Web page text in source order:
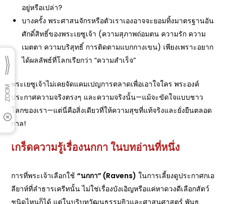
อยู่หรือเปล่า?
บางครั้ง พระศาสนจักรหรือตัวเราเองอาจจะยอมทิ้งมาตรฐานอัน
ศักดิ์สิทธิ์ของพระเยซูเจ้า (ความสุภาพถ่อมตน ความรัก ความ
เมตตา ความบริสุทธิ์ การติดตามแบกกางเขน) เพียงเพราะอยาก
ได้ผลลัพธ์ที่โลกเรียกว่า “ความสำเร็จ”
พระเยซูเจ้าไม่เคยจัดแคมเปญการตลาดเพื่อเอาใจใคร พระองค์
ประกาศความจริงตรงๆ และความจริงนั้น—แม้จะขัดใจแบบชาว
โลกของเรา—แต่นี่คือสิ่งเดียวที่ให้ความสุขที่แท้จริงและยั่งยืนตลอด
กาล!
เกร็ดความรู้เรื่องนกกา ในบทอ่านที่หนึ่ง
การที่พระเจ้าเลือกใช้“นกกา” (Ravens) ในการเลี้ยงดูประกาศกเอ
ลียาห์ที่ลำธารเครีทนั้น ไม่ใช่เรื่องบังเอิญหรือแค่หาดวงดีเลือกสัตว์
ชนิดไหนก็ได้ แต่ในบริบทวัฒนธรรมยิวและศาสนศาสตร์ พันธ